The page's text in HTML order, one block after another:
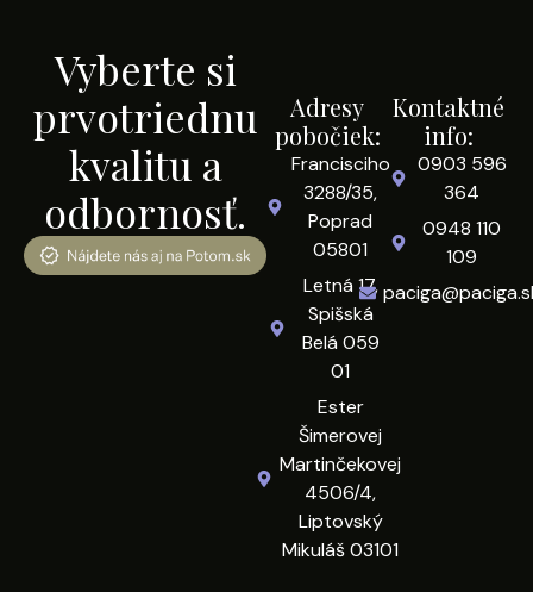
Vyberte si
prvotriednu
kvalitu a
odbornosť.
Adresy
pobočiek:
Francisciho
3288/35,
Poprad
05801
Letná 17,
Spišská
Belá 059
01
Ester
Šimerovej
Martinčekovej
4506/4,
Liptovský
Mikuláš 03101
Kontaktné
info:
0903 596
364
0948 110
109